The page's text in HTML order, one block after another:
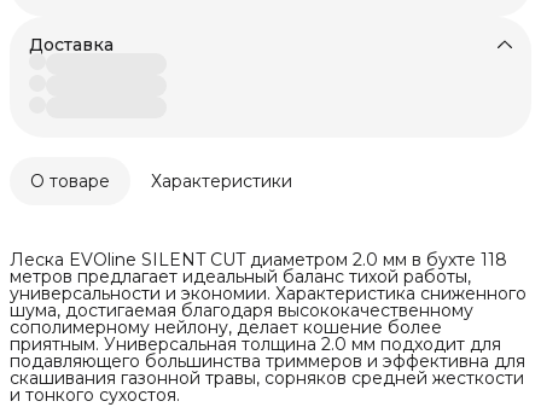
Доставка
О товаре Характеристики
Леска EVOline SILENT CUT диаметром 2.0 мм в бухте 118
метров предлагает идеальный баланс тихой работы,
универсальности и экономии. Характеристика сниженного
шума, достигаемая благодаря высококачественному
сополимерному нейлону, делает кошение более
приятным. Универсальная толщина 2.0 мм подходит для
подавляющего большинства триммеров и эффективна для
скашивания газонной травы, сорняков средней жесткости
и тонкого сухостоя.